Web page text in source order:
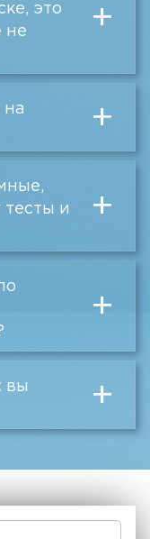
это
не
+
на
+
и
+
+
вы
+